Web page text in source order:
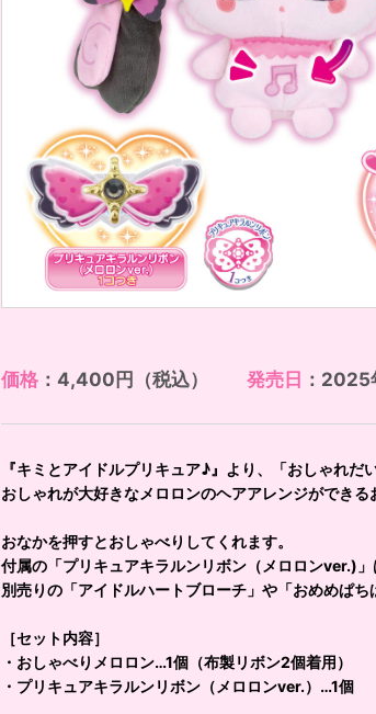
価格 ：4,400円（税込） 発売日 ：
『キミとアイドルプリキュア♪』より、「おしゃれ
おしゃれが大好きなメロロンのヘアアレンジができる
おなかを押すとおしゃべりしてくれます。
付属の「プリキュアキラルンリボン（メロロンver.)」
別売りの「アイドルハートブローチ」や「おめめぱ
［セット内容］
・おしゃべりメロロン…1個（布製リボン2個着用）
・プリキュアキラルンリボン（メロロンver.）…1個